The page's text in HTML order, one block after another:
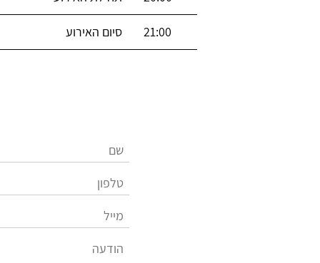
21:00 סיום האירוע